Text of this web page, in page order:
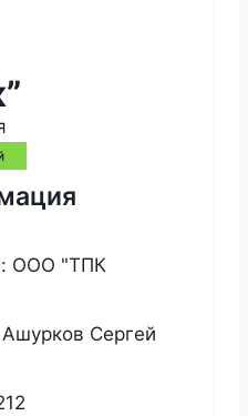
ООО "ТПК
Ашурков Сергей